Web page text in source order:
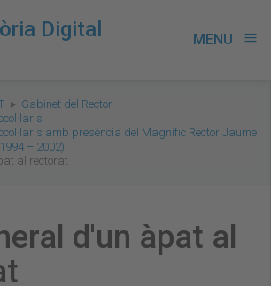
Digital
MENU menu
Gabinet del Rector
amb presència del Magnífic Rector Jaume
– 2002).
al rectorat
d'un àpat al